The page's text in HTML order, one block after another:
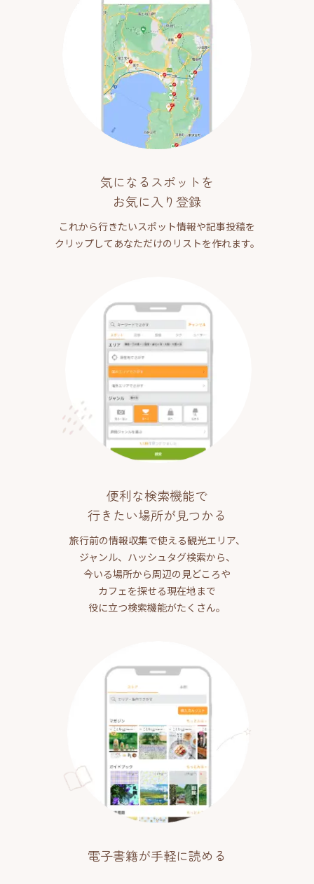
気になるスポットを
お気に入り登録
これから行きたいスポット情報や記事投稿を
クリップしてあなただけのリストを作れます。
便利な検索機能で
行きたい場所が見つかる
旅行前の情報収集で使える観光エリア、
ジャンル、ハッシュタグ検索から、
今いる場所から周辺の見どころや
カフェを探せる現在地まで
役に立つ検索機能がたくさん。
電子書籍が手軽に読める